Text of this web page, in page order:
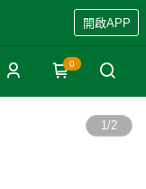
開啟APP
0
1/2